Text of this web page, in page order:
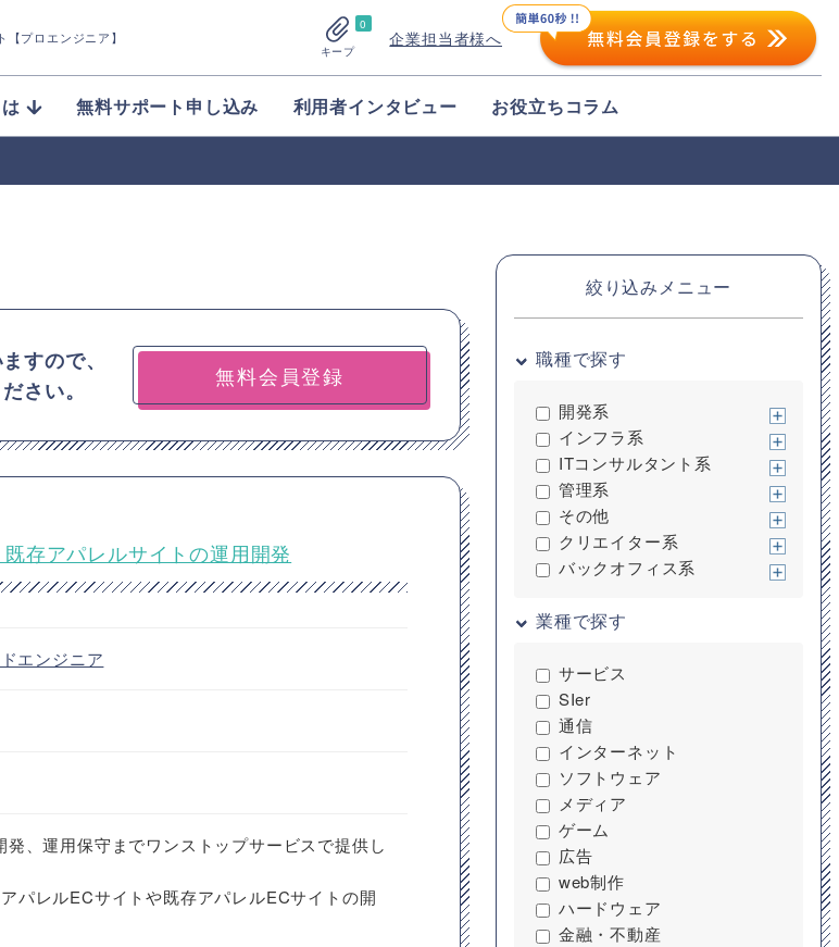
【プロエンジニア】
0
キープ
企業担当者様へ
無料サポート申し込み 利用者インタビュー お役立ちコラム
すので、
さい。
無料会員登録
存アパレルサイトの運用開発
エンジニア
、運用保守までワンストップサービスで提供し
パレルECサイトや既存アパレルECサイトの開
絞り込みメニュー
職種で探す
開発系
インフラ系
ITコンサルタント系
管理系
その他
クリエイター系
バックオフィス系
業種で探す
サービス
SIer
通信
インターネット
ソフトウェア
メディア
ゲーム
広告
web制作
ハードウェア
金融・不動産